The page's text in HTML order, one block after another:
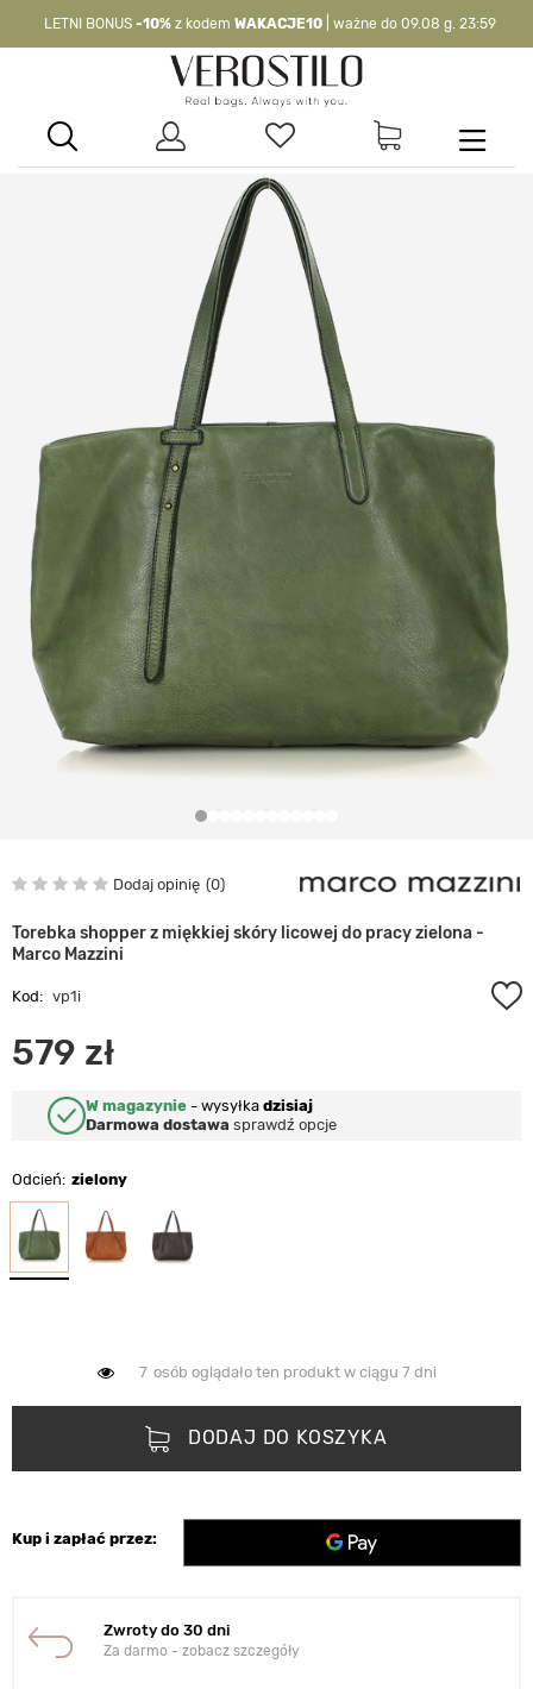
LETNI BONUS -10% z kodem WAKACJE10 | ważne do 09.08 g. 23:59
WAKACJE10| nie dotyczy produktów z flagą OKAZJA >
Dodaj opinię 0
Torebka shopper z miękkiej skóry licowej do pracy zielona -
Marco Mazzini
Kod: vp1i
579 zł
W magazynie - wysyłka dzisiaj
Darmowa dostawa sprawdź opcje
Odcień zielony
7 osób oglądało ten produkt w ciągu 7 dni
DODAJ DO KOSZYKA
Kup i zapłać przez:
Zwroty do 30 dni
Za darmo - zobacz szczegóły